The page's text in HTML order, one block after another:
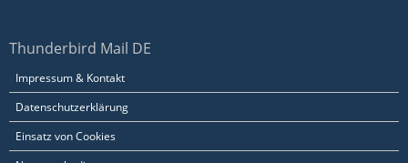
Thunderbird Mail DE
Impressum & Kontakt
Datenschutzerklärung
Einsatz von Cookies